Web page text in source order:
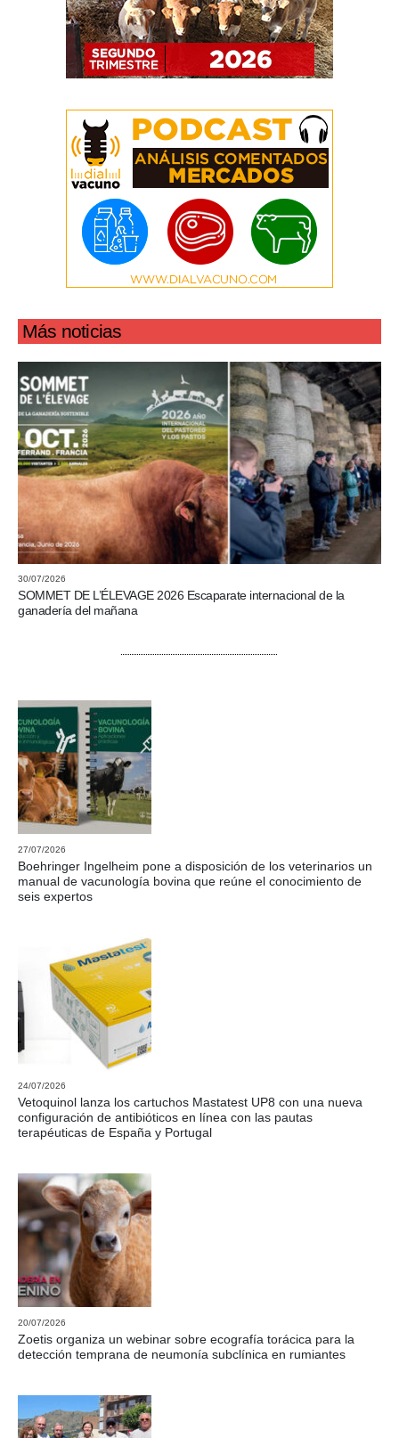
Más noticias
30/07/2026
SOMMET DE L’ÉLEVAGE 2026 Escaparate internacional de la
ganadería del mañana
27/07/2026
Boehringer Ingelheim pone a disposición de los veterinarios un
manual de vacunología bovina que reúne el conocimiento de
seis expertos
24/07/2026
Vetoquinol lanza los cartuchos Mastatest UP8 con una nueva
configuración de antibióticos en línea con las pautas
terapéuticas de España y Portugal
20/07/2026
Zoetis organiza un webinar sobre ecografía torácica para la
detección temprana de neumonía subclínica en rumiantes